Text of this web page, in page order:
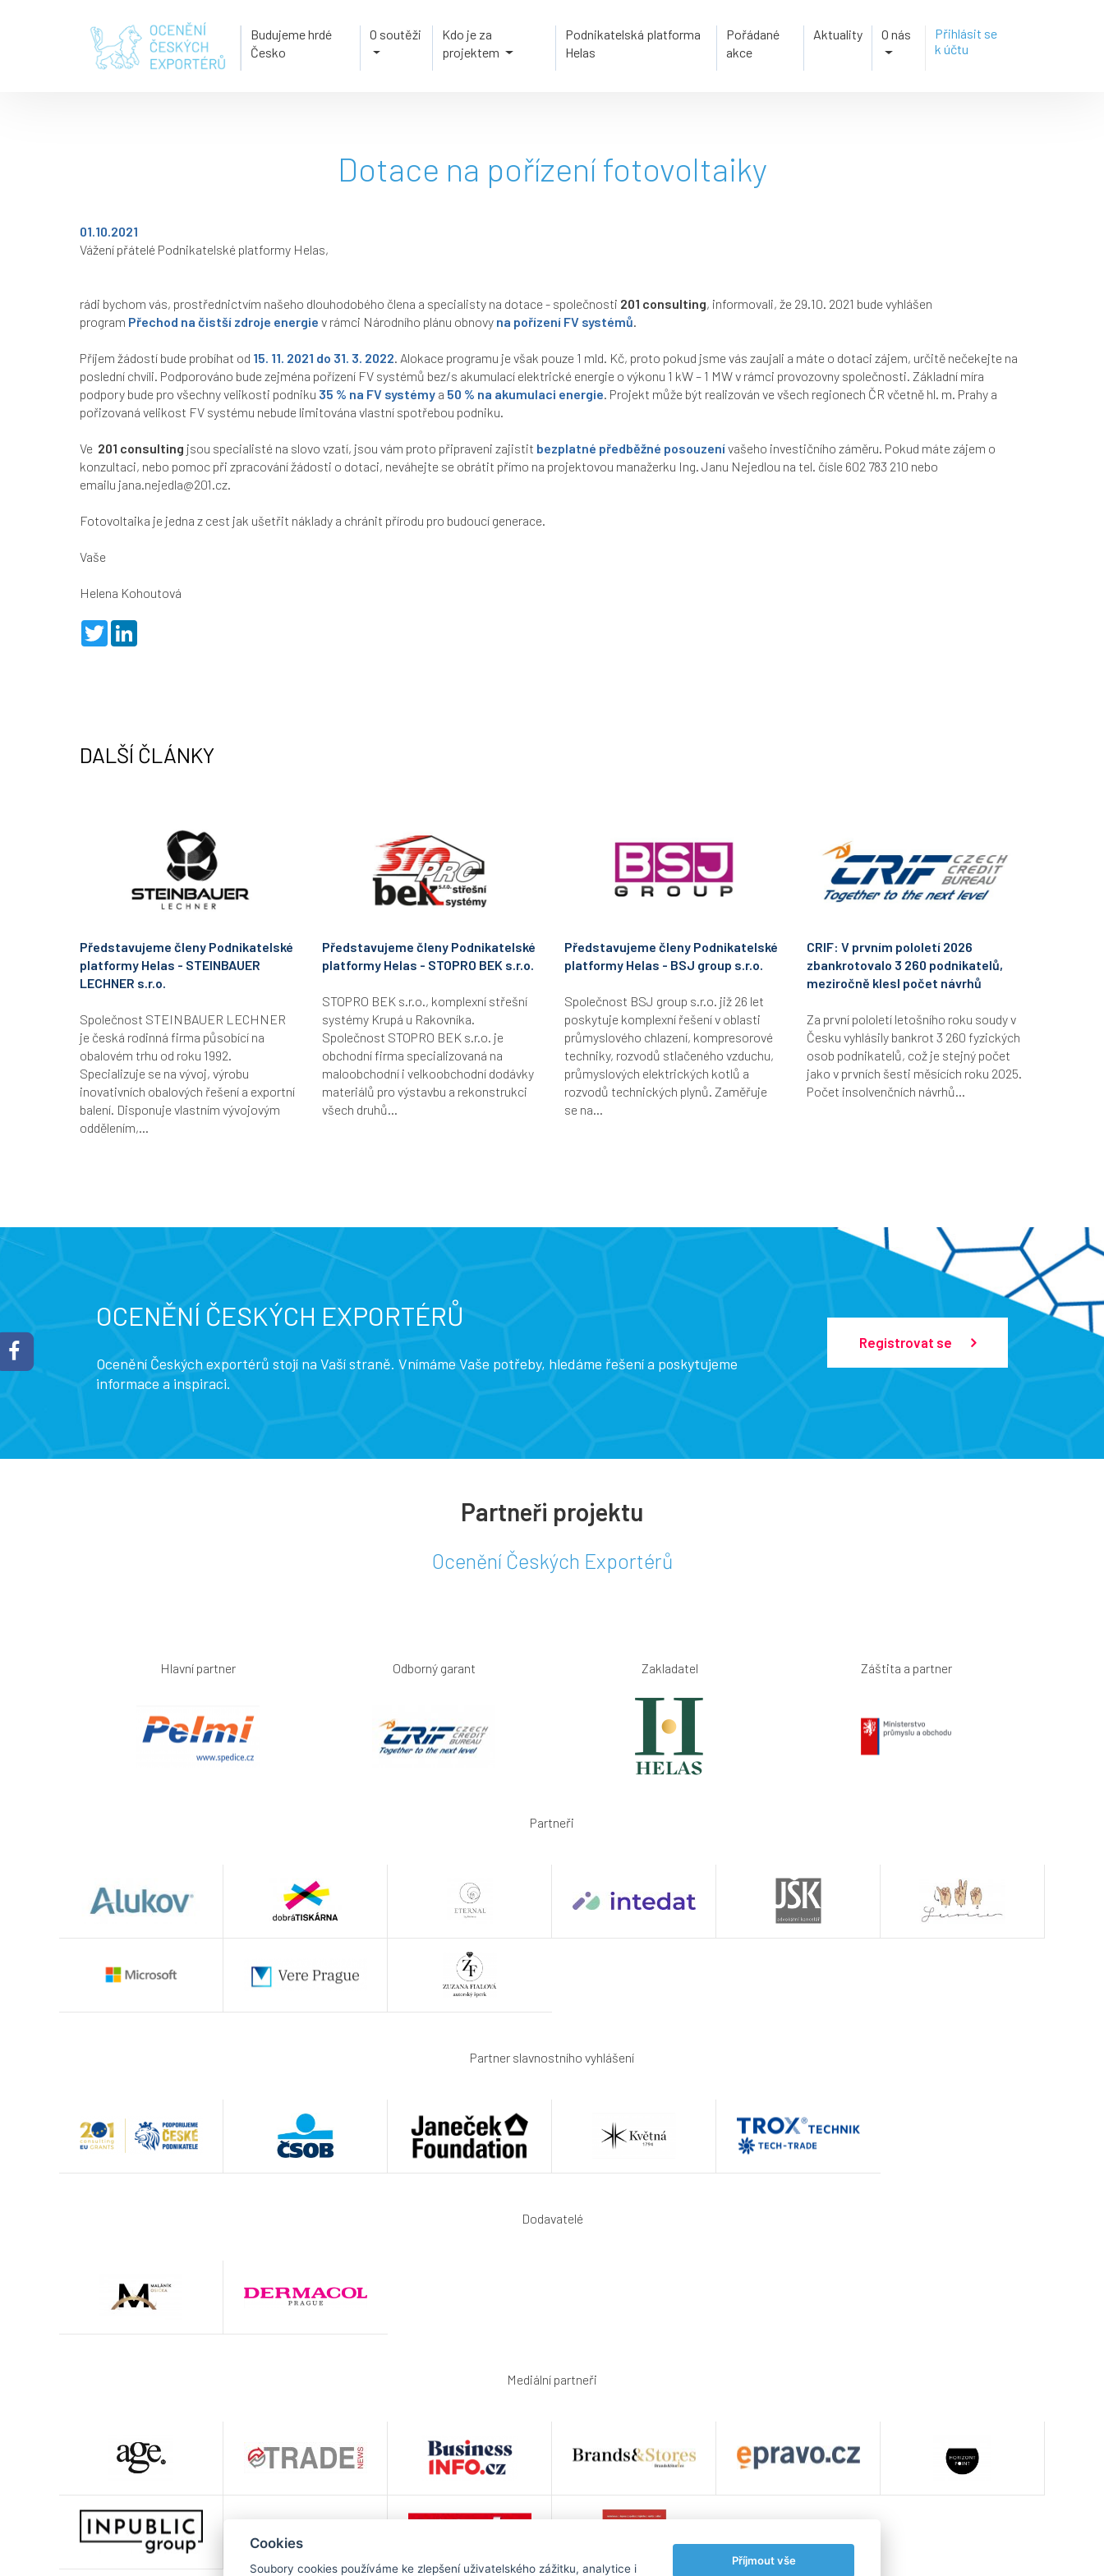
Budujeme hrdé
Česko
O soutěži
Kdo je za
projektem
Podnikatelská platforma
Helas
Pořádané
akce
Aktuality O nás
Přihlásit se
k účtu
Dotace na pořízení fotovoltaiky
01.10.2021
Vážení přátelé Podnikatelské platformy Helas,
rádi bychom vás, prostřednictvím našeho dlouhodobého člena a specialisty na dotace - společnosti 201 consulting, informovali, že 29.10. 2021 bude vyhlášen
program Přechod na čistší zdroje energie v rámci Národního plánu obnovy na pořízení FV systémů.
Příjem žádostí bude probíhat od 15. 11. 2021 do 31. 3. 2022. Alokace programu je však pouze 1 mld. Kč, proto pokud jsme vás zaujali a máte o dotaci zájem, určitě nečekejte na
poslední chvíli. Podporováno bude zejména pořízení FV systémů bez/s akumulací elektrické energie o výkonu 1 kW – 1 MW v rámci provozovny společnosti. Základní míra
podpory bude pro všechny velikosti podniku 35 % na FV systémy a 50 % na akumulaci energie. Projekt může být realizován ve všech regionech ČR včetně hl. m. Prahy a
pořizovaná velikost FV systému nebude limitována vlastní spotřebou podniku.
Ve 201 consulting jsou specialisté na slovo vzatí, jsou vám proto připraveni zajistit bezplatné předběžné posouzenívašeho investičního záměru. Pokud máte zájem o
konzultaci, nebo pomoc při zpracování žádosti o dotaci, neváhejte se obrátit přímo na projektovou manažerku Ing. Janu Nejedlou na tel. čísle 602 783 210 nebo
emailu jana.nejedla@201.cz.
Fotovoltaika je jedna z cest jak ušetřit náklady a chránit přírodu pro budoucí generace.
Vaše
Helena Kohoutová
T
w
DALŠÍ ČLÁNKY
Představujeme členy Podnikatelské
platformy Helas - STEINBAUER
LECHNER s.r.o.
Společnost STEINBAUER LECHNER
je česká rodinná firma působící na
obalovém trhu od roku 1992.
Specializuje se na vývoj, výrobu
inovativních obalových řešení a exportní
balení. Disponuje vlastním vývojovým
oddělením,...
Představujeme členy Podnikatelské
platformy Helas - STOPRO BEK s.r.o.
STOPRO BEK s.r.o., komplexní střešní
systémy Krupá u Rakovníka.
Společnost STOPRO BEK s.r.o. je
obchodní firma specializovaná na
maloobchodní i velkoobchodní dodávky
materiálů pro výstavbu a rekonstrukci
všech druhů...
Představujeme členy Podnikatelské
platformy Helas - BSJ group s.r.o.
Společnost BSJ group s.r.o. již 26 let
poskytuje komplexní řešení v oblasti
průmyslového chlazení, kompresorové
techniky, rozvodů stlačeného vzduchu,
průmyslových elektrických kotlů a
rozvodů technických plynů. Zaměřuje
se na...
CRIF: V prvním pololetí 2026
zbankrotovalo 3 260 podnikatelů,
meziročně klesl počet návrhů
Za první pololetí letošního roku soudy v
Česku vyhlásily bankrot 3 260 fyzických
osob podnikatelů, což je stejný počet
jako v prvních šesti měsících roku 2025.
Počet insolvenčních návrhů...
OCENĚNÍ ČESKÝCH EXPORTÉRŮ
Ocenění Českých exportérů stojí na Vaší straně. Vnímáme Vaše potřeby, hledáme řešení a poskytujeme
informace a inspiraci.
Registrovat se
Partneři projektu
Ocenění Českých Exportérů
Hlavní partner Odborný garant Zakladatel Záštita a partner
Partneři
Partner slavnostního vyhlášení
Dodavatelé
Mediální partneři
Cookies
Soubory cookies používáme ke zlepšení uživatelského zážitku, analytice i
Příjmout vše